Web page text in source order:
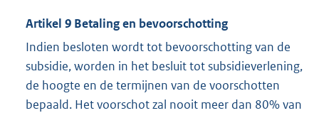
Artikel 9 Betaling en bevoorschotting
Indien besloten wordt tot bevoorschotting van de
subsidie, worden in het besluit tot subsidieverlening,
de hoogte en de termijnen van de voorschotten
bepaald. Het voorschot zal nooit meer dan 80% van